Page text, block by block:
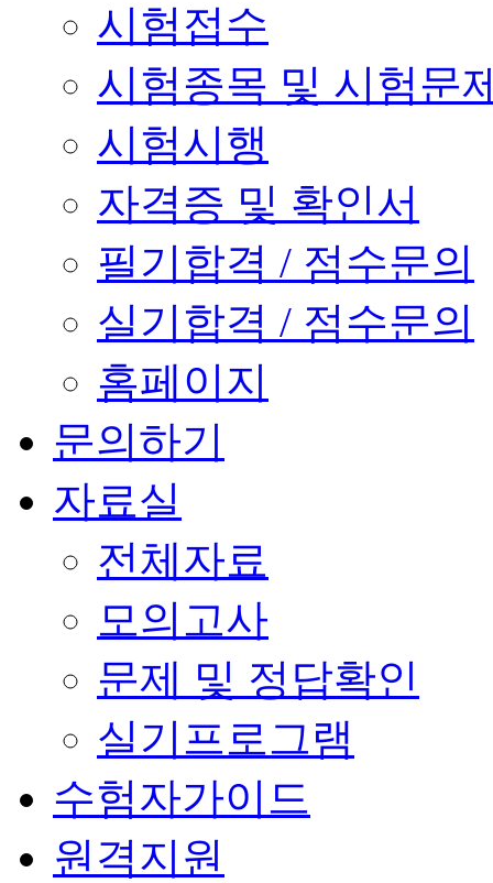
시험접수
시험종목 및 시험문
시험시행
자격증 및 확인서
필기합격 / 점수문의
실기합격 / 점수문의
홈페이지
문의하기
자료실
전체자료
모의고사
문제 및 정답확인
실기프로그램
수험자가이드
원격지원